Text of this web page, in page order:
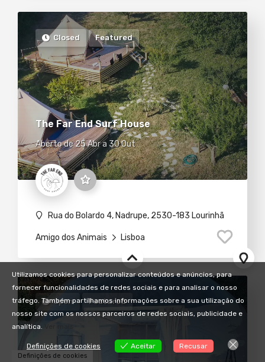
Closed Featured
The Far End Surf House
Aberto de 25 Abr a 30 Out
Rua do Bolardo 4, Nadrupe, 2530-183 Lourinhã
Amigo dos Animais Lisboa
Open Featured
Utilizamos cookies para personalizar conteúdos e anúncios, para
fornecer funcionalidades de redes sociais e para analisar o nosso
tráfego. Também partilhamos informações sobre a sua utilização do
nosso site com os nossos parceiros de redes sociais, publicidade e
analítica.
Definições de cookies Aceitar Recusar
Definições de cookies